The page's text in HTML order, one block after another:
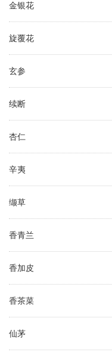
金银花
旋覆花
玄参
续断
杏仁
辛夷
缬草
香青兰
香加皮
香茶菜
仙茅